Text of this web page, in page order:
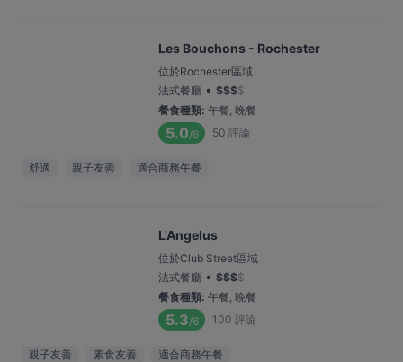
Les Bouchons - Rochester
位於Rochester區域
法式餐廳 • $$$$
餐食種類: 午餐, 晚餐
5.0/6 50 評論
舒適 親子友善 適合商務午餐
L'Angelus
位於Club Street區域
法式餐廳 • $$$$
餐食種類: 午餐, 晚餐
5.3/6 100 評論
親子友善 素食友善 適合商務午餐